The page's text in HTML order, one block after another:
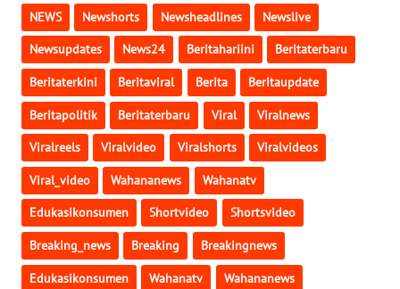
NEWS Newshorts Newsheadlines Newslive
Newsupdates News24 Beritahariini Beritaterbaru
Beritaterkini Beritaviral Berita Beritaupdate
Beritapolitik Beritaterbaru Viral Viralnews
Viralreels Viralvideo Viralshorts Viralvideos
Viral_video Wahananews Wahanatv
Edukasikonsumen Shortvideo Shortsvideo
Breaking_news Breaking Breakingnews
Edukasikonsumen Wahanatv Wahananews
SULSEL
WN
GORONTALO
WN
SULUT
WN
MALUKU
WN
MALUT